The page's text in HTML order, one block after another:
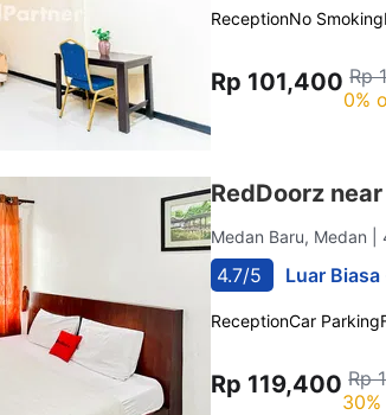
ReceptionNo Smoking
Rp 101,400 Rp
0%
RedDoorz
Medan Baru, Medan
4.7/5 Luar Biasa
ReceptionCar Parking
Rp 119,400 Rp